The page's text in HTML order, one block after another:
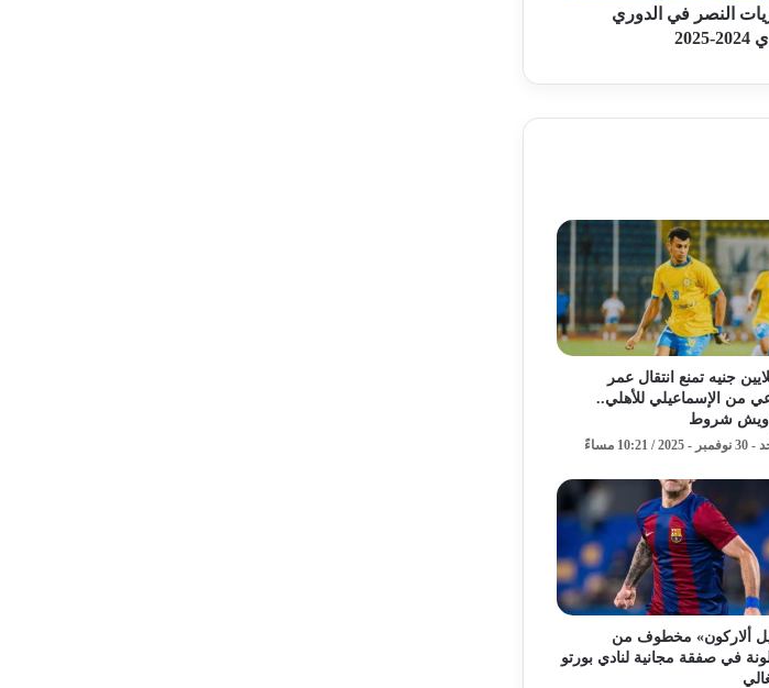
النصر في الدوري
2025
ملايين جنيه تمنع انتقال عمر
من الإسماعيلي للأهلي..
شروط
/ 10:21 مساءً
ألاركون» مخطوف من
في صفقة مجانية لنادي بورتو